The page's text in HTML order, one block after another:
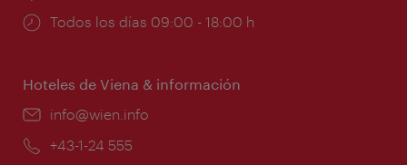
Horarios
Todos los días 09:00 - 18:00 h
Hoteles de Viena & información
e-
info@wien.info
Teléfono:
+43-1-24 555